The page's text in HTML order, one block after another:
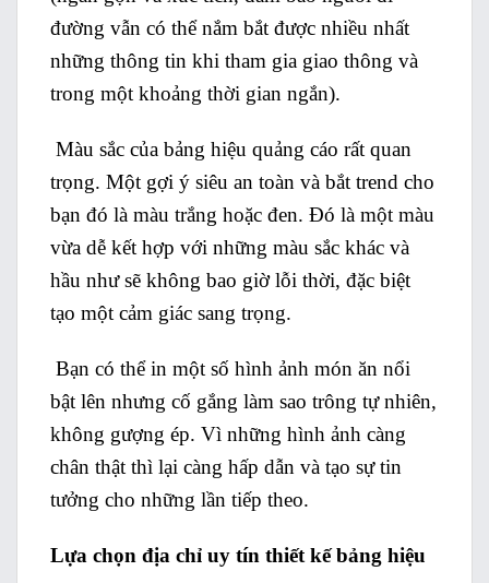
đường vẫn có thể nắm bắt được nhiều nhất
những thông tin khi tham gia giao thông và
trong một khoảng thời gian ngắn).
Màu sắc của bảng hiệu quảng cáo rất quan
trọng. Một gợi ý siêu an toàn và bắt trend cho
bạn đó là màu trắng hoặc đen. Đó là một màu
vừa dễ kết hợp với những màu sắc khác và
hầu như sẽ không bao giờ lỗi thời, đặc biệt
tạo một cảm giác sang trọng.
Bạn có thể in một số hình ảnh món ăn nổi
bật lên nhưng cố gắng làm sao trông tự nhiên,
không gượng ép. Vì những hình ảnh càng
chân thật thì lại càng hấp dẫn và tạo sự tin
tưởng cho những lần tiếp theo.
Lựa chọn địa chỉ uy tín thiết kế bảng hiệu